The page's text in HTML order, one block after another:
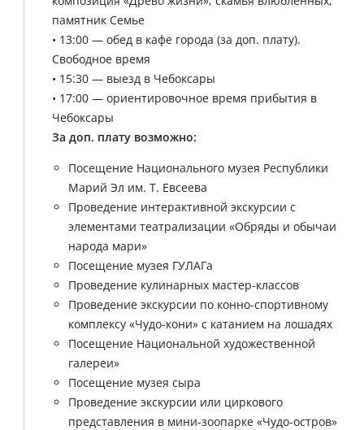
памятник Семье
• 13:00 — обед в кафе города (за доп. плату).
Свободное время
• 15:30 — выезд в Чебоксары
• 17:00 — ориентировочное время прибытия в
Чебоксары
За доп. плату возможно:
Посещение Национального музея Республики
Марий Эл им. Т. Евсеева
Проведение интерактивной экскурсии с
элементами театрализации «Обряды и обычаи
народа мари»
Посещение музея ГУЛАГа
Проведение кулинарных мастер-классов
Проведение экскурсии по конно-спортивному
комплексу «Чудо-кони» с катанием на лошадях
Посещение Национальной художественной
галереи»
Посещение музея сыра
Проведение экскурсии или циркового
представления в мини-зоопарке «Чудо-остров»